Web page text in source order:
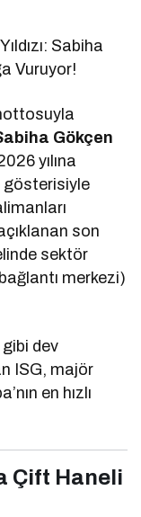
Sabiha
Vuruyor!
Gökçen
yılına
gösterisiyle
son
sektör
merkezi)
dev
ISG, majör
en hızlı
Çift Haneli